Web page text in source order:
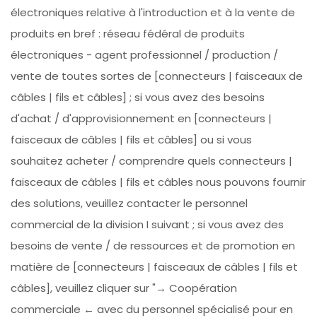
électroniques relative à l'introduction et à la vente de
produits en bref : réseau fédéral de produits
électroniques - agent professionnel / production /
vente de toutes sortes de [connecteurs | faisceaux de
câbles | fils et câbles] ; si vous avez des besoins
d'achat / d'approvisionnement en [connecteurs |
faisceaux de câbles | fils et câbles] ou si vous
souhaitez acheter / comprendre quels connecteurs |
faisceaux de câbles | fils et câbles nous pouvons fournir
des solutions, veuillez contacter le personnel
commercial de la division I suivant ; si vous avez des
besoins de vente / de ressources et de promotion en
matière de [connecteurs | faisceaux de câbles | fils et
câbles], veuillez cliquer sur "→ Coopération
commerciale ← avec du personnel spécialisé pour en